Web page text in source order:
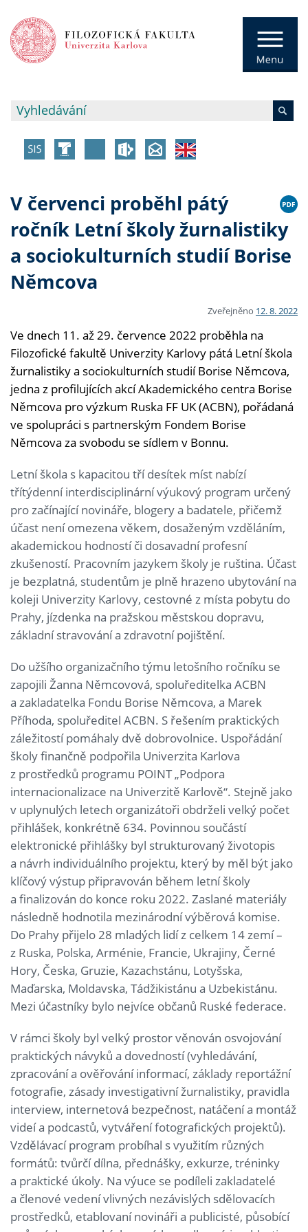
V červenci proběhl pátý
ročník Letní školy žurnalistiky
a sociokulturních studií Borise
Němcova
Zveřejněno 12. 8. 2022
Ve dnech 11. až 29. července 2022 proběhla na
Filozofické fakultě Univerzity Karlovy pátá Letní škola
žurnalistiky a sociokulturních studií Borise Němcova,
jedna z profilujících akcí Akademického centra Borise
Němcova pro výzkum Ruska FF UK (ACBN), pořádaná
ve spolupráci s partnerským Fondem Borise
Němcova za svobodu se sídlem v Bonnu.
Letní škola s kapacitou tří desítek míst nabízí
třítýdenní interdisciplinární výukový program určený
pro začínající novináře, blogery a badatele, přičemž
účast není omezena věkem, dosaženým vzděláním,
akademickou hodností či dosavadní profesní
zkušeností. Pracovním jazykem školy je ruština. Účast
je bezplatná, studentům je plně hrazeno ubytování na
koleji Univerzity Karlovy, cestovné z místa pobytu do
Prahy, jízdenka na pražskou městskou dopravu,
základní stravování a zdravotní pojištění.
Do užšího organizačního týmu letošního ročníku se
zapojili Žanna Němcovová, spoluředitelka ACBN
a zakladatelka Fondu Borise Němcova, a Marek
Příhoda, spoluředitel ACBN. S řešením praktických
záležitostí pomáhaly dvě dobrovolnice. Uspořádání
školy finančně podpořila Univerzita Karlova
z prostředků programu POINT „Podpora
internacionalizace na Univerzitě Karlově“. Stejně jako
v uplynulých letech organizátoři obdrželi velký počet
přihlášek, konkrétně 634. Povinnou součástí
elektronické přihlášky byl strukturovaný životopis
a návrh individuálního projektu, který by měl být jako
klíčový výstup připravován během letní školy
a finalizován do konce roku 2022. Zaslané materiály
následně hodnotila mezinárodní výběrová komise.
Do Prahy přijelo 28 mladých lidí z celkem 14 zemí –
z Ruska, Polska, Arménie, Francie, Ukrajiny, Černé
Hory, Česka, Gruzie, Kazachstánu, Lotyšska,
Maďarska, Moldavska, Tádžikistánu a Uzbekistánu.
Mezi účastníky bylo nejvíce občanů Ruské federace.
V rámci školy byl velký prostor věnován osvojování
praktických návyků a dovedností (vyhledávání,
zpracování a ověřování informací, základy reportážní
fotografie, zásady investigativní žurnalistiky, pravidla
interview, internetová bezpečnost, natáčení a montáž
videí a podcastů, vytváření fotografických projektů).
Vzdělávací program probíhal s využitím různých
formátů: tvůrčí dílna, přednášky, exkurze, tréninky
a praktické úkoly. Na výuce se podíleli zakladatelé
a členové vedení vlivných nezávislých sdělovacích
prostředků, etablovaní novináři a publicisté, působící